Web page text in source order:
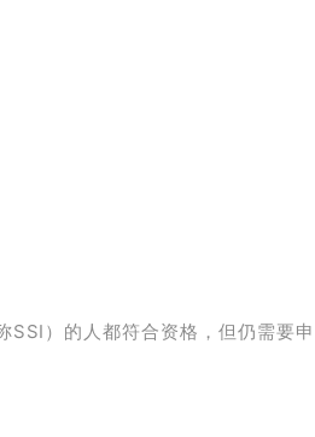
）的人都符合资格，但仍需要申